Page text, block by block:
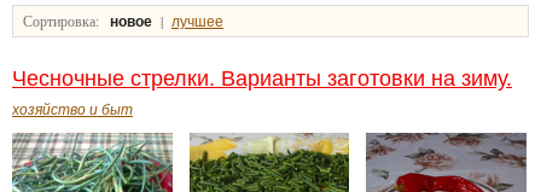
Сортировка: новое | лучшее
Чесночные стрелки. Варианты заготовки на зиму.
хозяйство и быт